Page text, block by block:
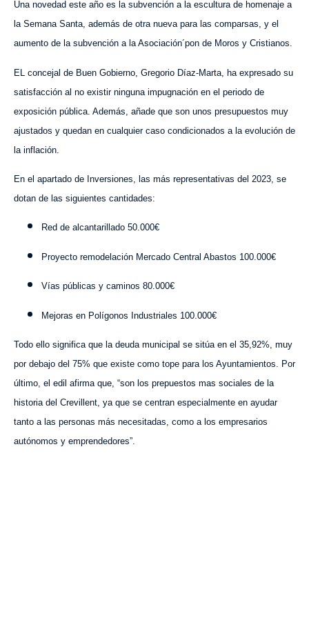
Una novedad este año es la subvención a la escultura de homenaje a
la Semana Santa, además de otra nueva para las comparsas, y el
aumento de la subvención a la Asociación´pon de Moros y Cristianos.
EL concejal de Buen Gobierno, Gregorio Díaz-Marta, ha expresado su
satisfacción al no existir ninguna impugnación en el periodo de
exposición pública. Además, añade que son unos presupuestos muy
ajustados y quedan en cualquier caso condicionados a la evolución de
la inflación.
En el apartado de Inversiones, las más representativas del 2023, se
dotan de las siguientes cantidades:
Red de alcantarillado 50.000€
Proyecto remodelación Mercado Central Abastos 100.000€
Vías públicas y caminos 80.000€
Mejoras en Polígonos Industriales 100.000€
Todo ello significa que la deuda municipal se sitúa en el 35,92%, muy
por debajo del 75% que existe como tope para los Ayuntamientos. Por
último, el edil afirma que, “son los prepuestos mas sociales de la
historia del Crevillent, ya que se centran especialmente en ayudar
tanto a las personas más necesitadas, como a los empresarios
autónomos y emprendedores”.